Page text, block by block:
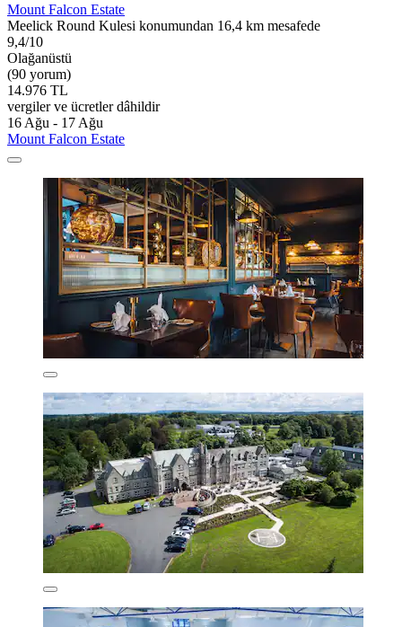
Mount Falcon Estate
Meelick Round Kulesi konumundan 16,4 km mesafede
9,4/10
Olağanüstü
(90 yorum)
14.976 TL
vergiler ve ücretler dâhildir
16 Ağu - 17 Ağu
Mount Falcon Estate